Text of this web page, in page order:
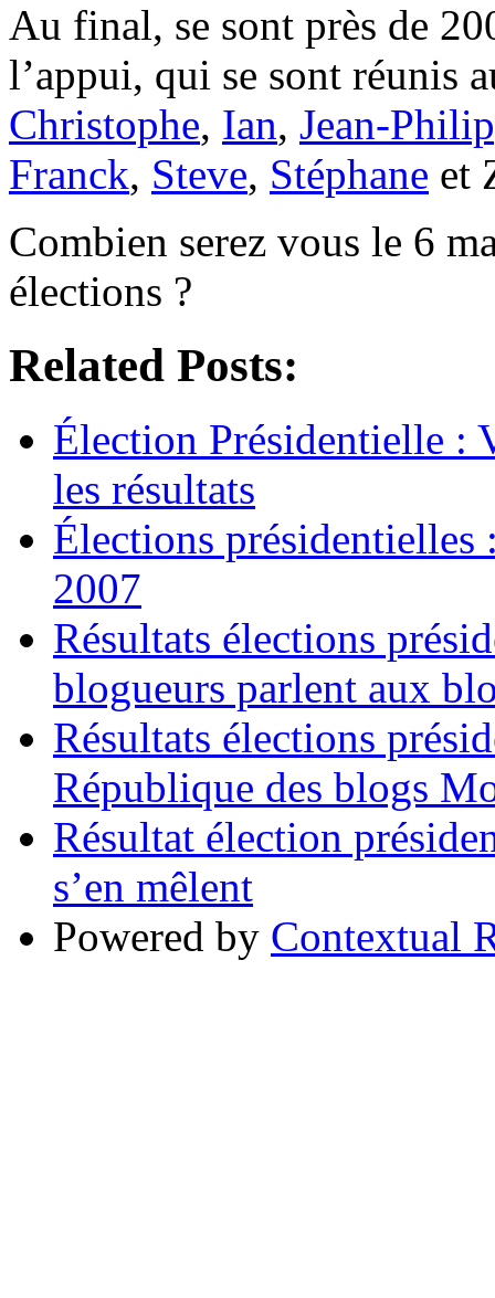
Au final, se sont près de
l’appui, qui se sont réunis
Christophe, Ian, Jean-
Franck, Steve, Stéphane et
Combien serez vous le 6
élections ?
Related Posts:
Élection Présidentielle :
les résultats
Élections présidentielles
2007
Résultats élections
blogueurs parlent aux
Résultats élections
République des blogs
Résultat élection
s’en mêlent
Powered by Contextual